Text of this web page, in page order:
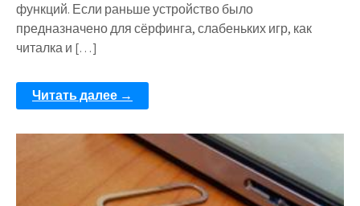
функций. Если раньше устройство было
предназначено для сёрфинга, слабеньких игр, как
читалка и […]
Читать далее →